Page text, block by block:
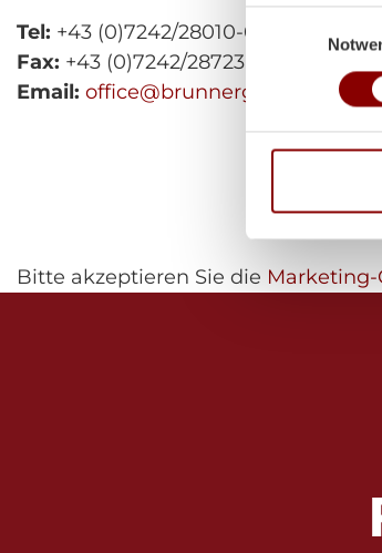
Tel: +43 (0)7242/28010-0
Fax: +43 (0)7242/28723
Email: office@brunnergmbh.at
Bitte akzeptieren Sie die Marketing-